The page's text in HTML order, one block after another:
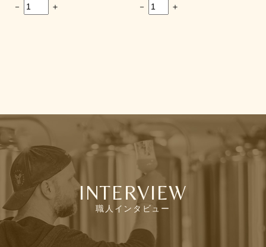
－
＋
－
＋
INTERVIEW
職人インタビュー